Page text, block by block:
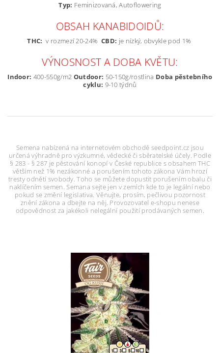
Typ: Feminizovaná, Autoflowering
OBSAH KANABIDOIDŮ:
THC: v rozmezí 20-24%CBD: je nízký, obvykle pod 1%
VÝNOSNOST A DOBA KVĚTU:
Indoor: 400-550g/m2 Outdoor: 50-150g/rostlina Doba pěstebního
cyklu: 9-10 týdnů
Semena nabízená na internetovém obchodě seedpoint.cz jsou
určená výhradně pro výzkumné, vědecké či sběratelské účely. Podle
§ 283 - § 287 je pěstování konopí v České republice s obsahem THC
větším než 1% nezákonné a porušením tohoto zákona Vám hrozí
tresty odnětí svobody. Toho se můžete dopustit porušením obalu či
naklíčením semen. Semana sejte jen v zemích kde to je legální nebo
pokud se změní legislativa. Věnujte, prosím, pečlivou pozornost
znění zákona a dbejte na něj. Provozovatel e-shopu nenese
odpovědnost za jakékoli nelegální použití prodávaných semen.